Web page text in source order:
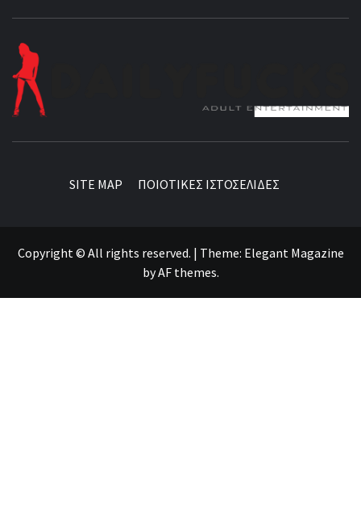
SITE MAP ΠΟΙΟΤΙΚΕΣ ΙΣΤΟΣΕΛΙΔΕΣ
Copyright © All rights reserved. | Theme: Elegant Magazine
byAF themes.